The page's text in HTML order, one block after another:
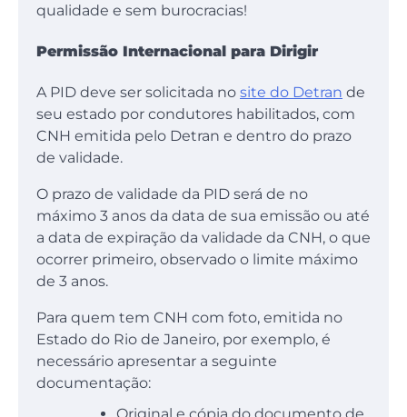
qualidade e sem burocracias!
Permissão Internacional para Dirigir
A PID deve ser solicitada no site do Detran de
seu estado por condutores habilitados, com
CNH emitida pelo Detran e dentro do prazo
de validade.
O prazo de validade da PID será de no
máximo 3 anos da data de sua emissão ou até
a data de expiração da validade da CNH, o que
ocorrer primeiro, observado o limite máximo
de 3 anos.
Para quem tem CNH com foto, emitida no
Estado do Rio de Janeiro, por exemplo, é
necessário apresentar a seguinte
documentação: